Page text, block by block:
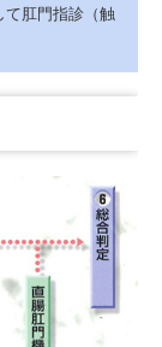
肛門指診（触